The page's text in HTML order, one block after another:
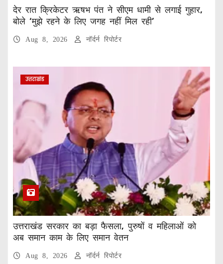
देर रात क्रिकेटर ऋषभ पंत ने सीएम धामी से लगाई गुहार,
बोले ‘मुझे रहने के लिए जगह नहीं मिल रही’
Aug 8, 2026 नॉर्दर्न रिपोर्टर
उत्तराखंड
उत्तराखंड सरकार का बड़ा फैसला, पुरुषों व महिलाओं को
अब समान काम के लिए समान वेतन
Aug 8, 2026 नॉर्दर्न रिपोर्टर